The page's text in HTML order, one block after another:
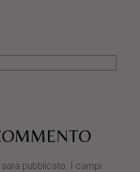
pubblicato. I campi